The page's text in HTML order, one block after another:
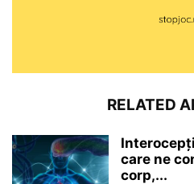
RELATED
care ne
corp,...